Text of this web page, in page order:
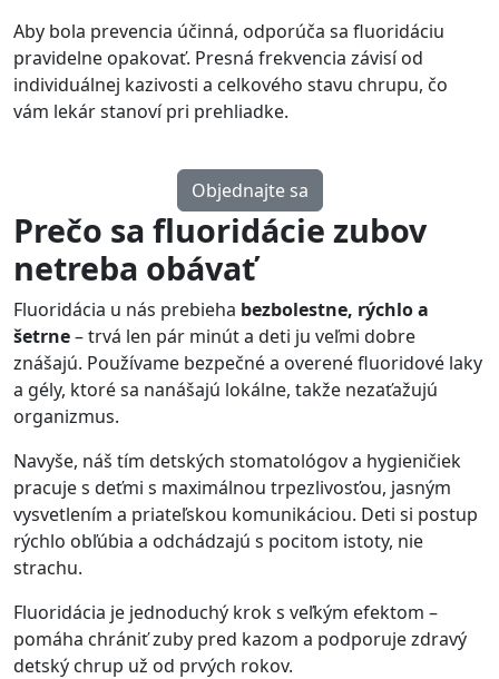
Aby bola prevencia účinná, odporúča sa fluoridáciu
pravidelne opakovať. Presná frekvencia závisí od
individuálnej kazivosti a celkového stavu chrupu, čo
vám lekár stanoví pri prehliadke.
Objednajte sa
Prečo sa fluoridácie zubov
netreba obávať
Fluoridácia u nás prebieha bezbolestne, rýchlo a
šetrne– trvá len pár minút a deti ju veľmi dobre
znášajú. Používame bezpečné a overené fluoridové laky
a gély, ktoré sa nanášajú lokálne, takže nezaťažujú
organizmus.
Navyše, náš tím detských stomatológov a hygieničiek
pracuje s deťmi s maximálnou trpezlivosťou, jasným
vysvetlením a priateľskou komunikáciou. Deti si postup
rýchlo obľúbia a odchádzajú s pocitom istoty, nie
strachu.
Fluoridácia je jednoduchý krok s veľkým efektom –
pomáha chrániť zuby pred kazom a podporuje zdravý
detský chrup už od prvých rokov.